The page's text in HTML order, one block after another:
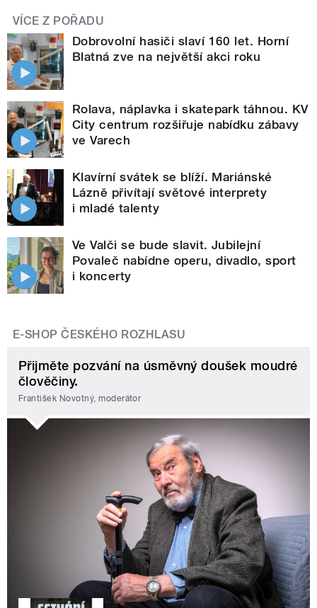
VÍCE Z POŘADU
Dobrovolní hasiči slaví 160 let. Horní
Blatná zve na největší akci roku
Rolava, náplavka i skatepark táhnou. KV
City centrum rozšiřuje nabídku zábavy
ve Varech
Klavírní svátek se blíží. Mariánské
Lázně přivítají světové interprety
i mladé talenty
Ve Valči se bude slavit. Jubilejní
Povaleč nabídne operu, divadlo, sport
i koncerty
E-SHOP ČESKÉHO ROZHLASU
Přijměte pozvání na úsměvný doušek moudré
člověčiny.
František Novotný, moderátor